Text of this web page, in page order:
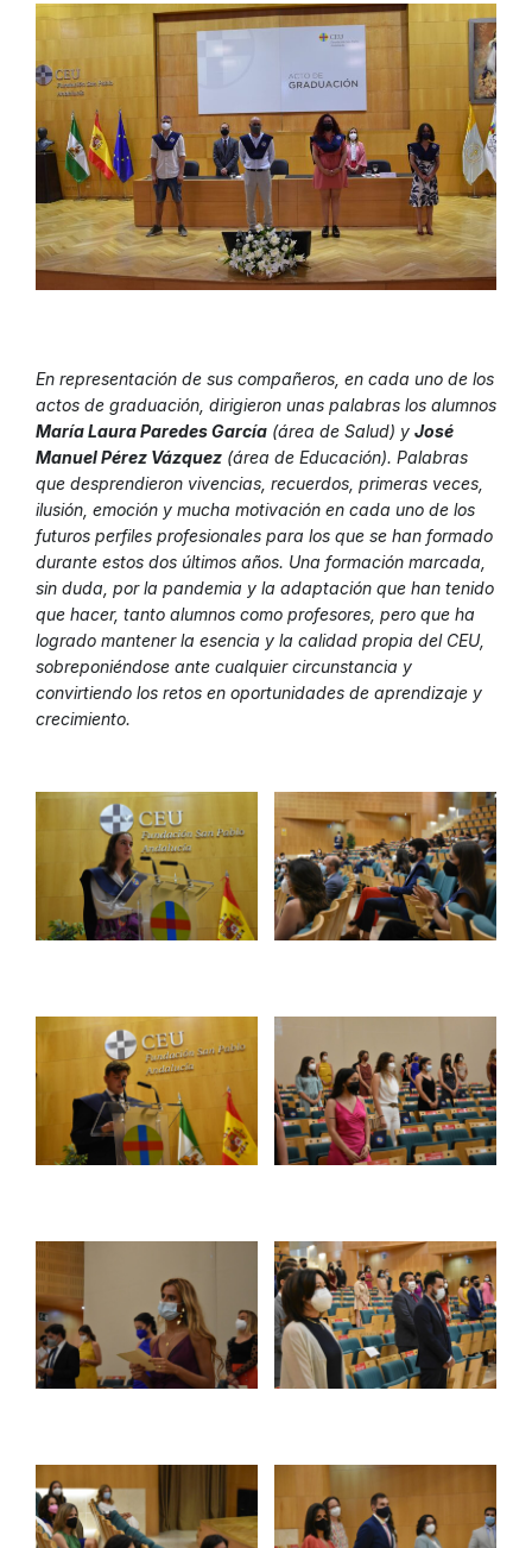
En representación de sus compañeros, en cada uno de los
actos de graduación, dirigieron unas palabras los alumnos
María Laura Paredes García (área de Salud) y José
Manuel Pérez Vázquez (área de Educación). Palabras
que desprendieron vivencias, recuerdos, primeras veces,
ilusión, emoción y mucha motivación en cada uno de los
futuros perfiles profesionales para los que se han formado
durante estos dos últimos años. Una formación marcada,
sin duda, por la pandemia y la adaptación que han tenido
que hacer, tanto alumnos como profesores, pero que ha
logrado mantener la esencia y la calidad propia del CEU,
sobreponiéndose ante cualquier circunstancia y
convirtiendo los retos en oportunidades de aprendizaje y
crecimiento.